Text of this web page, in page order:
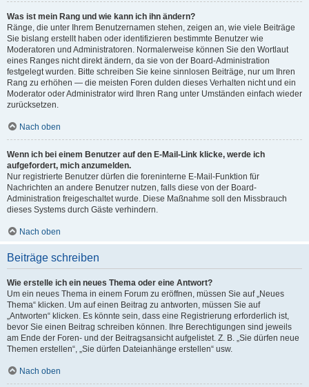
Was ist mein Rang und wie kann ich ihn ändern?
Ränge, die unter Ihrem Benutzernamen stehen, zeigen an, wie viele Beiträge
Sie bislang erstellt haben oder identifizieren bestimmte Benutzer wie
Moderatoren und Administratoren. Normalerweise können Sie den Wortlaut
eines Ranges nicht direkt ändern, da sie von der Board-Administration
festgelegt wurden. Bitte schreiben Sie keine sinnlosen Beiträge, nur um Ihren
Rang zu erhöhen — die meisten Foren dulden dieses Verhalten nicht und ein
Moderator oder Administrator wird Ihren Rang unter Umständen einfach wieder
zurücksetzen.
Nach oben
Wenn ich bei einem Benutzer auf den E-Mail-Link klicke, werde ich
aufgefordert, mich anzumelden.
Nur registrierte Benutzer dürfen die foreninterne E-Mail-Funktion für
Nachrichten an andere Benutzer nutzen, falls diese von der Board-
Administration freigeschaltet wurde. Diese Maßnahme soll den Missbrauch
dieses Systems durch Gäste verhindern.
Nach oben
Beiträge schreiben
Wie erstelle ich ein neues Thema oder eine Antwort?
Um ein neues Thema in einem Forum zu eröffnen, müssen Sie auf „Neues
Thema“ klicken. Um auf einen Beitrag zu antworten, müssen Sie auf
„Antworten“ klicken. Es könnte sein, dass eine Registrierung erforderlich ist,
bevor Sie einen Beitrag schreiben können. Ihre Berechtigungen sind jeweils
am Ende der Foren- und der Beitragsansicht aufgelistet. Z. B. „Sie dürfen neue
Themen erstellen“, „Sie dürfen Dateianhänge erstellen“ usw.
Nach oben